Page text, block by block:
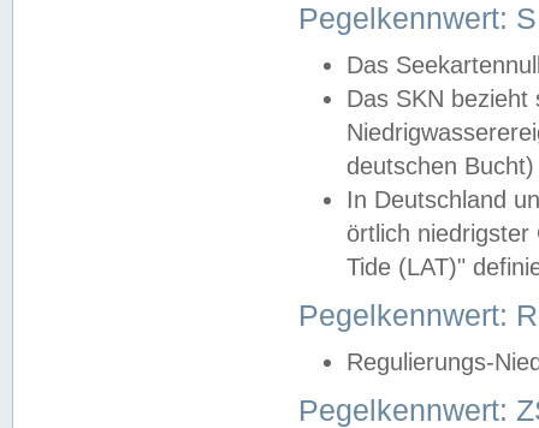
Pegelkennwert:
Das
Das SKN
deutschen
In Deutschland
örtlich
Tide (LAT)"
Pegelkennwert:
Regulierungs-
Pegelkennwert: